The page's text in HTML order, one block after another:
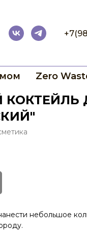
Zero
небольшое